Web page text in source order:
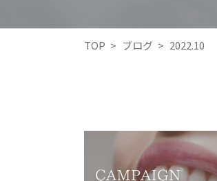
TOP > ブログ > 2022.10